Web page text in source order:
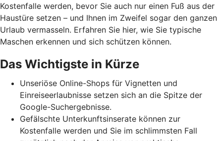
Kostenfalle werden, bevor Sie auch nur einen Fuß aus der
Haustüre setzen – und Ihnen im Zweifel sogar den ganzen
Urlaub vermasseln. Erfahren Sie hier, wie Sie typische
Maschen erkennen und sich schützen können.
Das Wichtigste in Kürze
Unseriöse Online-Shops für Vignetten und
Einreiseerlaubnisse setzen sich an die Spitze der
Google-Suchergebnisse.
Gefälschte Unterkunftsinserate können zur
Kostenfalle werden und Sie im schlimmsten Fall